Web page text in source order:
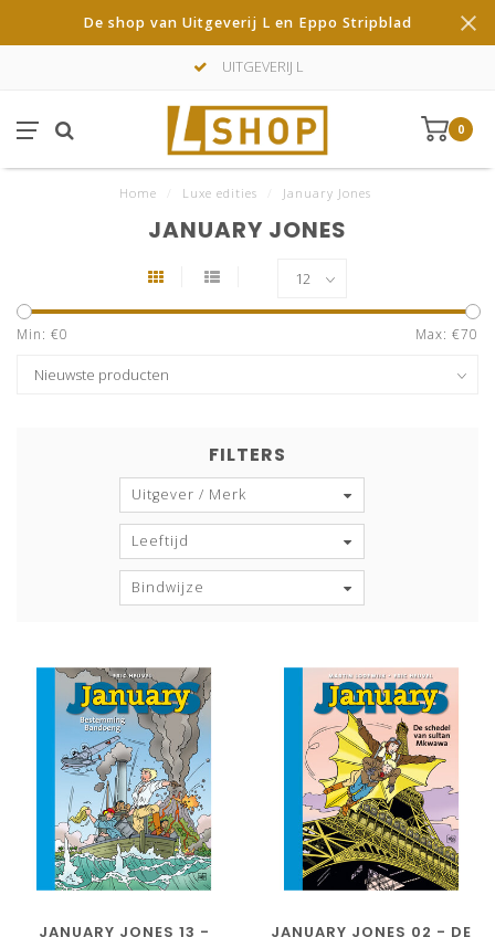
De shop van Uitgeverij L en Eppo Stripblad
UITGEVERIJ L
0
Home Luxe edities January Jones
JANUARY JONES
Min: €0 Max: €70
FILTERS
Uitgever / Merk
Leeftijd
Bindwijze
JANUARY JONES 13 -
JANUARY JONES 02 - DE